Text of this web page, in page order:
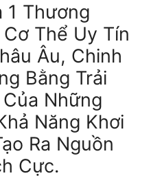
1 Thương
Thể Uy Tín
Âu, Chinh
Bằng Trải
Những
Năng Khơi
Ra Nguồn
Cực.